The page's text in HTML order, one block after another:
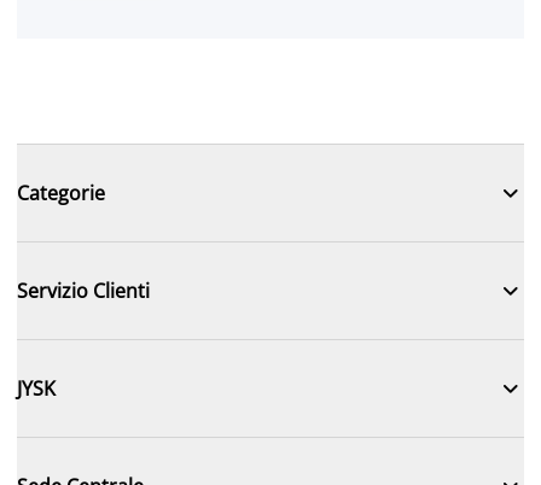
Categorie 
Servizio Clienti 
JYSK 